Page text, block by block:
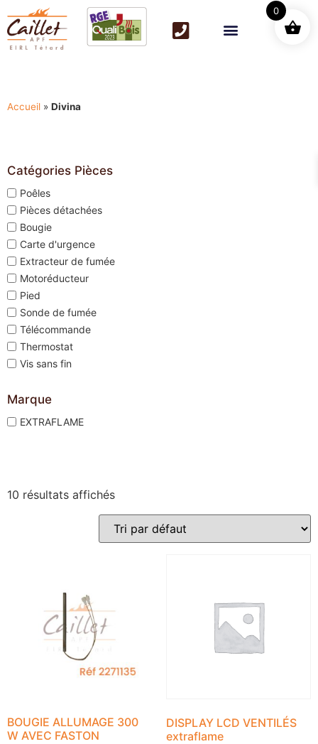
Accueil » Divina
Catégories Pièces
Poêles
Pièces détachées
Bougie
Carte d'urgence
Extracteur de fumée
Motoréducteur
Pied
Sonde de fumée
Télécommande
Thermostat
Vis sans fin
Marque
EXTRAFLAME
10 résultats affichés
BOUGIE ALLUMAGE 300
W AVEC FASTON
DISPLAY LCD VENTILÉS
extraflame
0